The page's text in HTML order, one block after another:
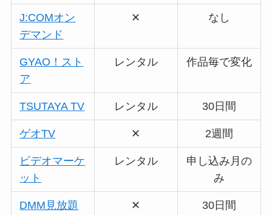
J:COMオン
デマンド
✕ なし
GYAO！スト
ア
レンタル 作品毎で変化
TSUTAYA TV レンタル 30日間
ゲオTV ✕ 2週間
ビデオマーケ
ット
レンタル
申し込み月の
み
DMM見放題
✕ 30日間